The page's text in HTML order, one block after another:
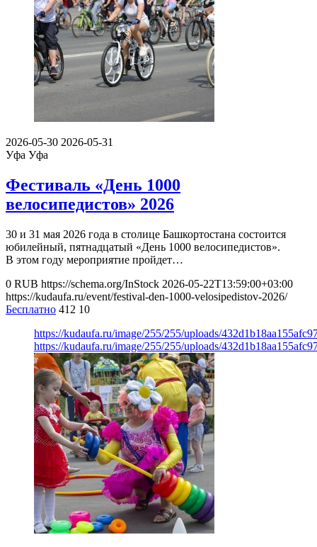
2026-05-30 2026-05-31
Уфа Уфа
Фестиваль «День 1000
велосипедистов» 2026
30 и 31 мая 2026 года в столице Башкортостана состоится
юбилейный, пятнадцатый «День 1000 велосипедистов».
В этом году мероприятие пройдет…
0 RUB https://schema.org/InStock 2026-05-22T13:59:00+03:00
https://kudaufa.ru/event/festival-den-1000-velosipedistov-2026/
Бесплатно 412 10
https://kudaufa.ru/image/255/255/uploads/
https://kudaufa.ru/image/255/255/uploads/